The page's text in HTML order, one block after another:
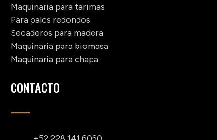
Maquinaria para tarimas
Para palos redondos
Secaderos para madera
Maquinaria para biomasa
Maquinaria para chapa
CONTACTO